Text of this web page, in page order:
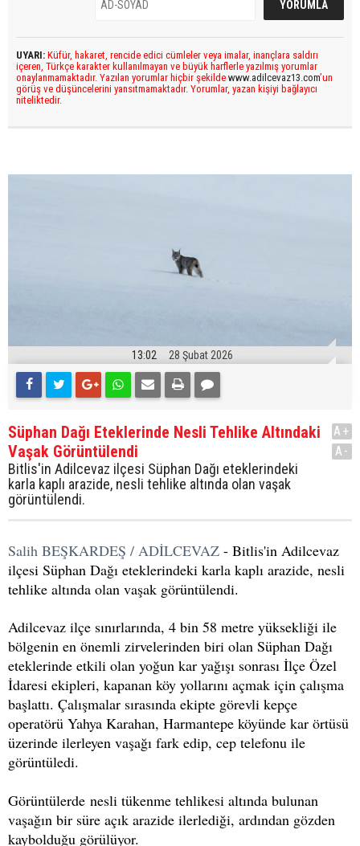
UYARI: Küfür, hakaret, rencide edici cümleler veya imalar, inançlara saldırı
içeren, Türkçe karakter kullanılmayan ve büyük harflerle yazılmış yorumlar
onaylanmamaktadır. Yazılan yorumlar hiçbir şekilde www.adilcevaz13.com’un
görüş ve düşüncelerini yansıtmamaktadır. Yorumlar, yazan kişiyi bağlayıcı
niteliktedir.
13:02 28 Şubat 2026
Süphan Dağı Eteklerinde Nesli Tehlike Altındaki
Vaşak Görüntülendi
Bitlis'in Adilcevaz ilçesi Süphan Dağı eteklerindeki
karla kaplı arazide, nesli tehlike altında olan vaşak
görüntülendi.
A+
A-
Salih BEŞKARDEŞ / ADİLCEVAZ - Bitlis'in Adilcevaz
ilçesi Süphan Dağı eteklerindeki karla kaplı arazide, nesli
tehlike altında olan vaşak görüntülendi.
Adilcevaz ilçe sınırlarında, 4 bin 58 metre yüksekliği ile
bölgenin en önemli zirvelerinden biri olan Süphan Dağı
eteklerinde etkili olan yoğun kar yağışı sonrası İlçe Özel
İdaresi ekipleri, kapanan köy yollarını açmak için çalışma
başlattı. Çalışmalar sırasında ekipte görevli kepçe
operatörü Yahya Karahan, Harmantepe köyünde kar örtüsü
üzerinde ilerleyen vaşağı fark edip, cep telefonu ile
görüntüledi.
Görüntülerde nesli tükenme tehlikesi altında bulunan
vaşağın bir süre açık arazide ilerlediği, ardından gözden
kaybolduğu görülüyor.